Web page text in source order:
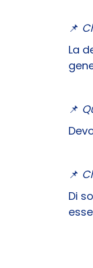
📌
La
📌
📌
Di